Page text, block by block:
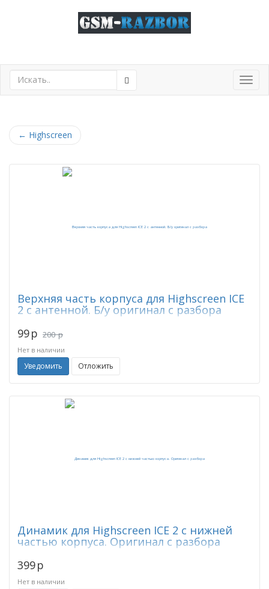
← Highscreen
Верхняя часть корпуса для Highscreen ICE
2 с антенной. Б/у оригинал с разбора
99p 200 p
Нет в наличии
Уведомить Отложить
Динамик для Highscreen ICE 2 с нижней
частью корпуса. Оригинал с разбора
399p
Нет в наличии